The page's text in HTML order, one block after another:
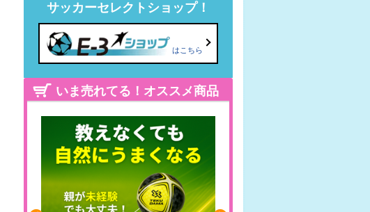
サッカーセレクトショップ！
はこちら
いま売れてる！オススメ商品